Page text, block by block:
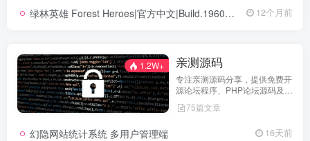
绿林英雄 Forest Heroes|官方中文|Build.19609351+全DLC|解压即撸| 12个月前
1.2W+ 亲测源码
专注亲测源码分享，提供免费开
源论坛程序、PHP论坛源码及论
实际测试可用，助力快速搭建稳
75篇文章
幻隐网站统计系统 多用户管理端 16天前